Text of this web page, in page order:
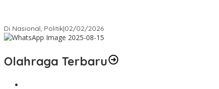
Di Nasional, Politik|02/02/2026
Olahraga Terbaru